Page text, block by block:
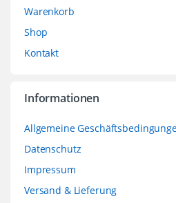
Warenkorb
Shop
Kontakt
Informationen
Allgemeine
Datenschutz
Impressum
Versand & Lieferung